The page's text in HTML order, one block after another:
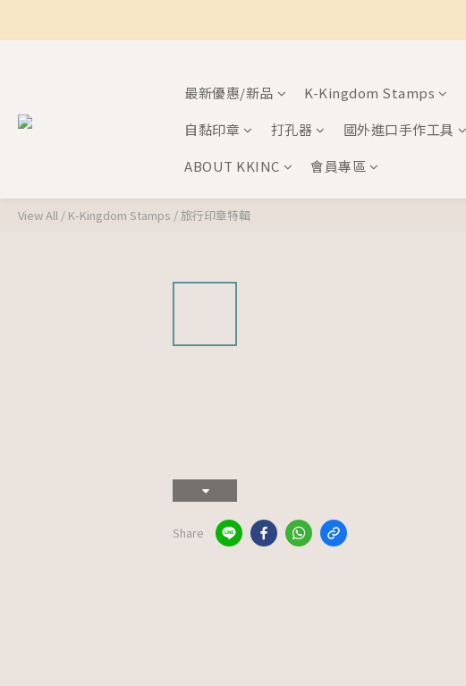
最新優惠/新品 K-Kingdom Stamps
自黏印章
打孔器 國外進口手作工具
ABOUT KKINC
會員專區
View All / K-Kingdom Stamps /旅行印章特輯
Share